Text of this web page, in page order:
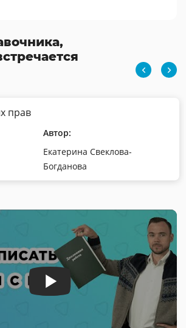
прав
Автор:
Екатерина Свеклова-
Богданова